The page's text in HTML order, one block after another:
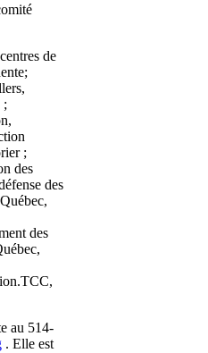
de
;
;
des
des
des
au 514-
. Elle est